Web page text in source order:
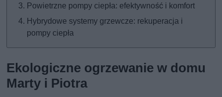
Powietrzne pompy ciepła: efektywność i komfort
Hybrydowe systemy grzewcze: rekuperacja i
pompy ciepła
Ekologiczne ogrzewanie w domu
Marty i Piotra